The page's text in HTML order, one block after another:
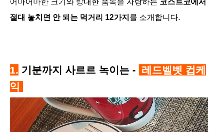
절대 놓치면 안 되는 먹거리 12가지 를 소개합니다.
1. 기분까지 사르르 녹이는 - 레드벨벳 컵케
익